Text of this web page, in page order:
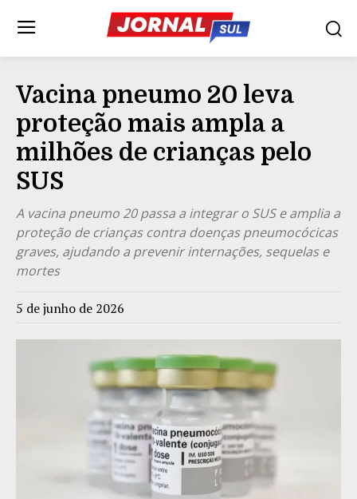
Vacina pneumo 20 leva
proteção mais ampla a
milhões de crianças pelo
SUS
A vacina pneumo 20 passa a integrar o SUS e amplia a
proteção de crianças contra doenças pneumocócicas
graves, ajudando a prevenir internações, sequelas e
mortes
5 de junho de 2026